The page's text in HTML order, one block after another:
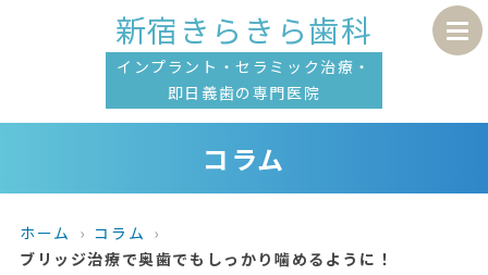
新宿きらきら歯科
インプラント・セラミック治療・
即日義歯の専門医院
コラム
ホーム
コラム
ブリッジ治療で奥歯でもしっかり噛めるように！